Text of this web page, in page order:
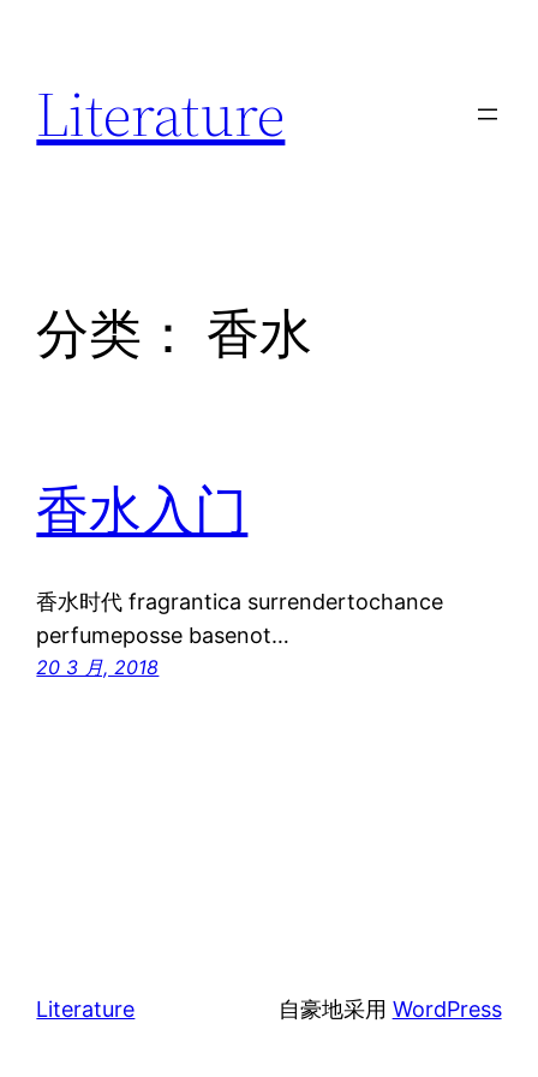
Literature
分类： 香水
香水入门
香水时代 fragrantica surrendertochance
perfumeposse basenot…
20 3 月, 2018
Literature 自豪地采用 WordPress